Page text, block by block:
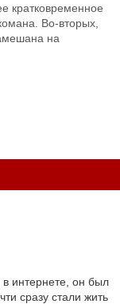
кратковременное
Во-вторых,
на
интернете, он был
сразу стали жить